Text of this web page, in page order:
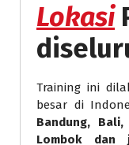
Lokasi
Training ini
besar di
Bandung,
Lombok dan